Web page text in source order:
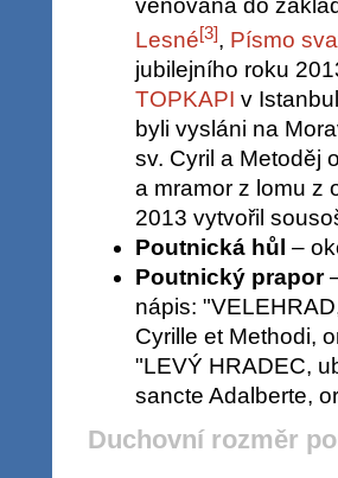
věnována do
Lesné[3], Písmo
jubilejního roku
TOPKAPI v
byli vysláni na
sv. Cyril a Metoděj
a mramor z lomu z
2013 vytvořil
Poutnická hůl –
Poutnický prapor
nápis:
Cyrille et Methodi,
"LEVÝ HRADEC,
sancte Adalberte,
Duchovní rozměr